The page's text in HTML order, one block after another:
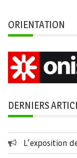
ORIENTATION
DERNIERS
L’exposition